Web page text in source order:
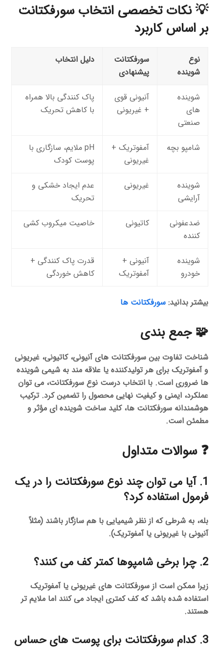
💡 نکات تخصصی انتخاب سورفکتانت
بر اساس کاربرد
نوع
شوینده
سورفکتانت
پیشنهادی
دلیل انتخاب
شوینده
های
صنعتی
آنیونی قوی
+ غیریونی
پاک کنندگی بالا همراه
با کاهش تحریک
شامپو بچه
آمفوتریک +
غیریونی
pH ملایم، سازگاری با
پوست کودک
شوینده
آرایشی
غیریونی
عدم ایجاد خشکی و
تحریک
ضدعفونی
کننده
کاتیونی خاصیت میکروب کشی
شوینده
خودرو
آنیونی +
آمفوتریک
قدرت پاک کنندگی +
کاهش خوردگی
بیشتر بدانید:سورفکتانت ها
🧩 جمع بندی
شناخت تفاوت بین سورفکتانت های آنیونی، کاتیونی، غیریونی
و آمفوتریک برای هر تولیدکننده یا علاقه مند به شیمی شوینده
ها ضروری است. با انتخاب درست نوع سورفکتانت، می توان
عملکرد، ایمنی و کیفیت نهایی محصول را تضمین کرد. ترکیب
هوشمندانه سورفکتانت ها، کلید ساخت شوینده ای مؤثر و
مطمئن است.
❓ سوالات متداول
1. آیا می توان چند نوع سورفکتانت را در یک
فرمول استفاده کرد؟
بله، به شرطی که از نظر شیمیایی با هم سازگار باشند (مثلاً
آنیونی با غیریونی یا آمفوتریک).
2. چرا برخی شامپوها کمتر کف می کنند؟
زیرا ممکن است از سورفکتانت های غیریونی یا آمفوتریک
استفاده شده باشد که کف کمتری ایجاد می کنند اما ملایم تر
هستند.
3. کدام سورفکتانت برای پوست های حساس